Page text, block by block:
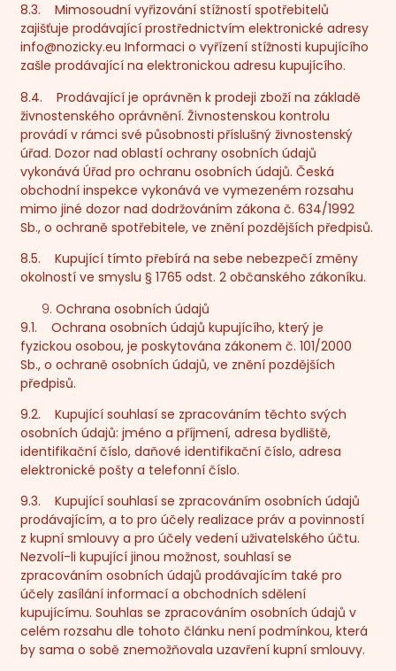
8.3. Mimosoudní vyřizování stížností spotřebitelů
zajišťuje prodávající prostřednictvím elektronické adresy
info@nozicky.eu Informaci o vyřízení stížnosti kupujícího
zašle prodávající na elektronickou adresu kupujícího.
8.4. Prodávající je oprávněn k prodeji zboží na základě
živnostenského oprávnění. Živnostenskou kontrolu
provádí v rámci své působnosti příslušný živnostenský
úřad. Dozor nad oblastí ochrany osobních údajů
vykonává Úřad pro ochranu osobních údajů. Česká
obchodní inspekce vykonává ve vymezeném rozsahu
mimo jiné dozor nad dodržováním zákona č. 634/1992
Sb., o ochraně spotřebitele, ve znění pozdějších předpisů.
8.5. Kupující tímto přebírá na sebe nebezpečí změny
okolností ve smyslu § 1765 odst. 2 občanského zákoníku.
Ochrana osobních údajů
9.1. Ochrana osobních údajů kupujícího, který je
fyzickou osobou, je poskytována zákonem č. 101/2000
Sb., o ochraně osobních údajů, ve znění pozdějších
předpisů.
9.2. Kupující souhlasí se zpracováním těchto svých
osobních údajů: jméno a příjmení, adresa bydliště,
identifikační číslo, daňové identifikační číslo, adresa
elektronické pošty a telefonní číslo.
9.3. Kupující souhlasí se zpracováním osobních údajů
prodávajícím, a to pro účely realizace práv a povinností
z kupní smlouvy a pro účely vedení uživatelského účtu.
Nezvolí-li kupující jinou možnost, souhlasí se
zpracováním osobních údajů prodávajícím také pro
účely zasílání informací a obchodních sdělení
kupujícímu. Souhlas se zpracováním osobních údajů v
celém rozsahu dle tohoto článku není podmínkou, která
by sama o sobě znemožňovala uzavření kupní smlouvy.